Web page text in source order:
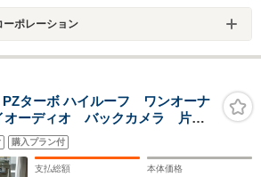
ーポレーション
ターボ ハイルーフ ワンオーナ
オーディオ バックカメラ 片側
ライブレコーダー シートヒー
スト LEDヘッドライト オー
購入プラン付
支払総額 本体価格